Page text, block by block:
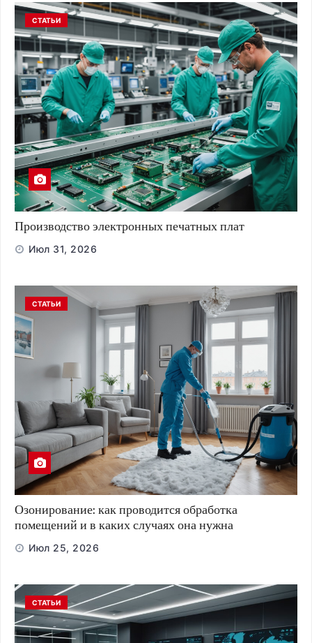
СТАТЬИ
Производство электронных печатных плат
Июл 31, 2026
СТАТЬИ
Озонирование: как проводится обработка
помещений и в каких случаях она нужна
Июл 25, 2026
СТАТЬИ